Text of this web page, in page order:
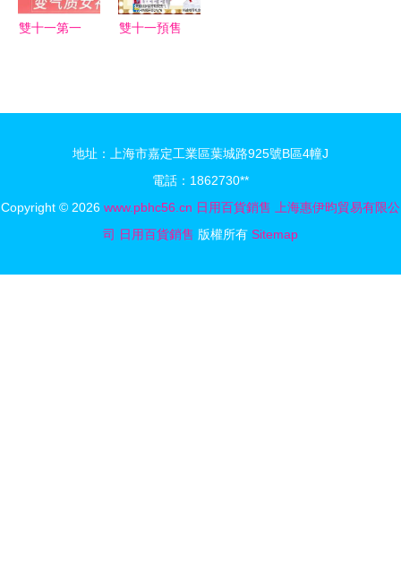
售生態
雙十一第一
雙十一預售
地址：上海市嘉定工業區葉城路925號B區4幢J
電話：1862730**
Copyright © 2026 www.pbhc56.cn 日用百貨銷售
上海惠伊昀貿易有限公
司 日用百貨銷售 版權所有 Sitemap